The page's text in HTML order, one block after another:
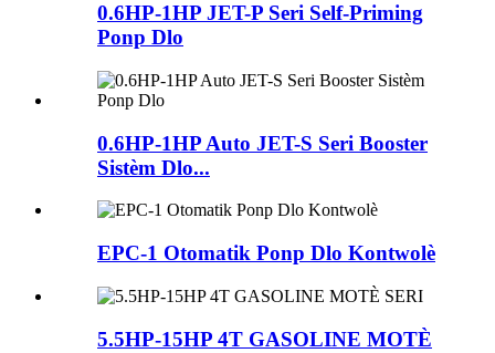
0.6HP-1HP JET-P Seri Self-Priming
Ponp Dlo
0.6HP-1HP Auto JET-S Seri Booster
Sistèm Dlo...
EPC-1 Otomatik Ponp Dlo Kontwolè
5.5HP-15HP 4T GASOLINE MOTÈ